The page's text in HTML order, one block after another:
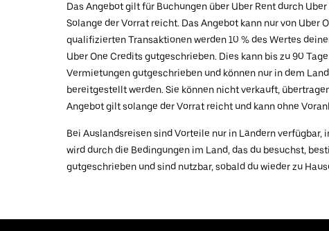
Das Angebot gilt für Buchungen über Uber Rent durch
Solange der Vorrat reicht. Das Angebot kann nur von Uber
qualifizierten Transaktionen werden 10 % des Wertes
Uber One Credits gutgeschrieben. Dies kann bis zu 90
Vermietungen gutgeschrieben und können nur in dem
bereitgestellt werden. Sie können nicht verkauft,
Angebot gilt solange der Vorrat reicht und kann ohne
Bei Auslandsreisen sind Vorteile nur in Ländern
wird durch die Bedingungen im Land, das du besuchst,
gutgeschrieben und sind nutzbar, sobald du wieder zu